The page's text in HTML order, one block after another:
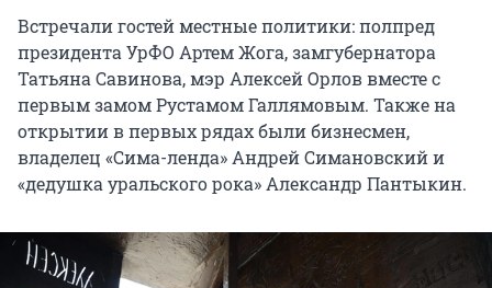
Встречали гостей местные политики: полпред
президента УрФО Артем Жога, замгубернатора
Татьяна Савинова, мэр Алексей Орлов вместе с
первым замом Рустамом Галлямовым. Также на
открытии в первых рядах были бизнесмен,
владелец «Сима-ленда» Андрей Симановский и
«дедушка уральского рока» Александр Пантыкин.